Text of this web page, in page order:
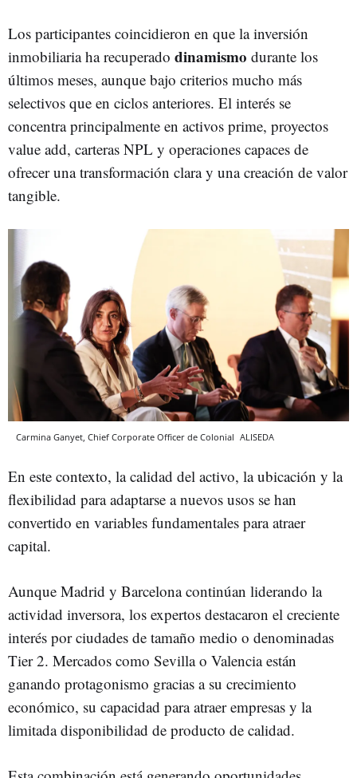
Los participantes coincidieron en que la inversión
inmobiliaria ha recuperado dinamismo durante los
últimos meses, aunque bajo criterios mucho más
selectivos que en ciclos anteriores. El interés se
concentra principalmente en activos prime, proyectos
value add, carteras NPL y operaciones capaces de
ofrecer una transformación clara y una creación de valor
tangible.
Carmina Ganyet, Chief Corporate Officer de Colonial ALISEDA
En este contexto, la calidad del activo, la ubicación y la
flexibilidad para adaptarse a nuevos usos se han
convertido en variables fundamentales para atraer
capital.
Aunque Madrid y Barcelona continúan liderando la
actividad inversora, los expertos destacaron el creciente
interés por ciudades de tamaño medio o denominadas
Tier 2. Mercados como Sevilla o Valencia están
ganando protagonismo gracias a su crecimiento
económico, su capacidad para atraer empresas y la
limitada disponibilidad de producto de calidad.